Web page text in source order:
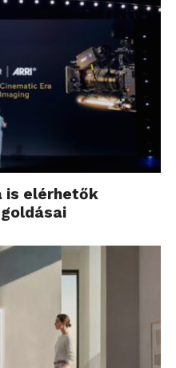
is elérhetők